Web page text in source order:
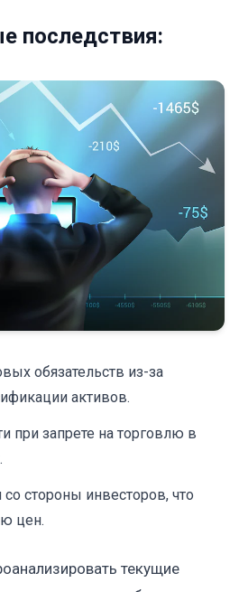
последствия:
обязательств из-за
активов.
при запрете на торговлю в
стороны инвесторов, что
цен.
текущие